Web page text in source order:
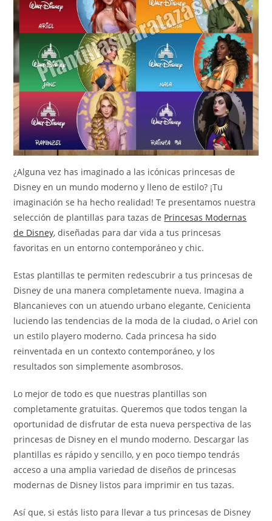
¿Alguna vez has imaginado a las icónicas princesas de
Disney en un mundo moderno y lleno de estilo? ¡Tu
imaginación se ha hecho realidad! Te presentamos nuestra
selección de plantillas para tazas de Princesas Modernas
de Disney, diseñadas para dar vida a tus princesas
favoritas en un entorno contemporáneo y chic.
Estas plantillas te permiten redescubrir a tus princesas de
Disney de una manera completamente nueva. Imagina a
Blancanieves con un atuendo urbano elegante, Cenicienta
luciendo las tendencias de la moda de la ciudad, o Ariel con
un estilo playero moderno. Cada princesa ha sido
reinventada en un contexto contemporáneo, y los
resultados son simplemente asombrosos.
Lo mejor de todo es que nuestras plantillas son
completamente gratuitas. Queremos que todos tengan la
oportunidad de disfrutar de esta nueva perspectiva de las
princesas de Disney en el mundo moderno. Descargar las
plantillas es rápido y sencillo, y en poco tiempo tendrás
acceso a una amplia variedad de diseños de princesas
modernas de Disney listos para imprimir en tus tazas.
Así que, si estás listo para llevar a tus princesas de Disney